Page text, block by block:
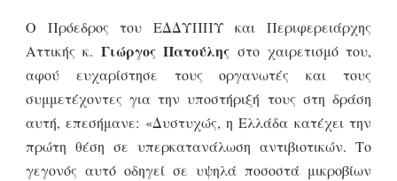
Ο Πρόεδρος του ΕΔΔΥΠΠΥ και Περιφερειάρχης
Αττικής κ. Γιώργος Πατούλης στο χαιρετισμό του,
αφού ευχαρίστησε τους οργανωτές και τους
συμμετέχοντες για την υποστήριξή τους στη δράση
αυτή, επεσήμανε: «Δυστυχώς, η Ελλάδα κατέχει την
πρώτη θέση σε υπερκατανάλωση αντιβιοτικών. Το
γεγονός αυτό οδηγεί σε υψηλά ποσοστά μικροβίων